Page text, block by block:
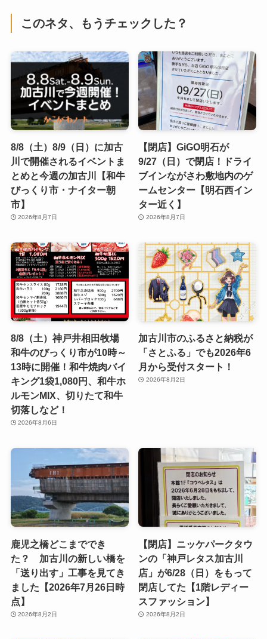
このネタ、もうチェックした？
8/8（土）8/9（日）に加古
川で開催されるイベントま
とめと今週の加古川【和牛
びっくり市・ナイター朝
市】
2026年8月7日
【閉店】GiGO明石が
9/27（日）で閉店！ドライ
ブインながさわ敷地内のゲ
ームセンター【明石西イン
ター近く】
2026年8月7日
8/8（土）神戸井相田牧場
和牛のびっくり市が10時～
13時に開催！和牛焼肉バイ
キング1袋1,080円、和牛ホ
ルモンMIX、切りたて和牛
切落しなど！
2026年8月6日
加古川市のふるさと納税が
「さとふる」でも2026年6
月から受付スタート！
2026年8月2日
鹿児之橋どこまででき
た？ 加古川の新しい橋を
「送り出す」工事を見てき
ました【2026年7月26日時
点】
2026年8月2日
【閉店】ニッケパークタウ
ンの「神戸レタス加古川
店」が6/28（日）をもって
閉店してた【1階レディー
スファッション】
2026年8月2日